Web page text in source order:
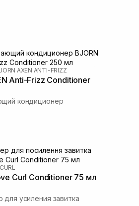
AXEN ANTI-FRIZZ
Anti-Frizz Conditioner
кондиционер
Curl Conditioner 75 мл
для усиления завитка